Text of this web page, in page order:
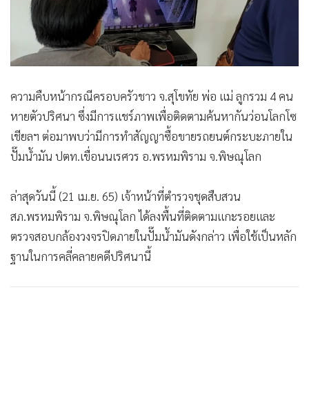
เกม
วิทยาศาสตร์
SMEs
• อินโดจีน
• กองทุนรวม
• Celeb Online
• Factcheck
• News1
Gotomanager
ความคืบหน้ากรณีครอบครัวชาว จ.สุโขทัย พ่อ แม่ ลูกรวม 4 คน
หายตัวปริศนา ซึ่งมีการแชร์ภาพเพื่อติดตามค้นหากันว่อนโลกโซ
เชียลฯ ต่อมาพบว่ามีการทำสัญญาซื้อขายรถยนต์กระบะภายใน
ปั๊มน้ำมัน ปตท.เขื่อนนเรศวร อ.พรหมพิราม จ.พิษณุโลก
ล่าสุดวันนี้ (21 เม.ย. 65) เจ้าหน้าที่ตำรวจชุดสืบสวน
สภ.พรหมพิราม จ.พิษณุโลก ได้ลงพื้นที่ติดตามแกะรอยและ
ตรวจสอบกล้องวงจรปิดภายในปั๊มน้ำมันดังกล่าว เพื่อใช้เป็นหลัก
ฐานในการคลี่คลายคดีปริศนานี้